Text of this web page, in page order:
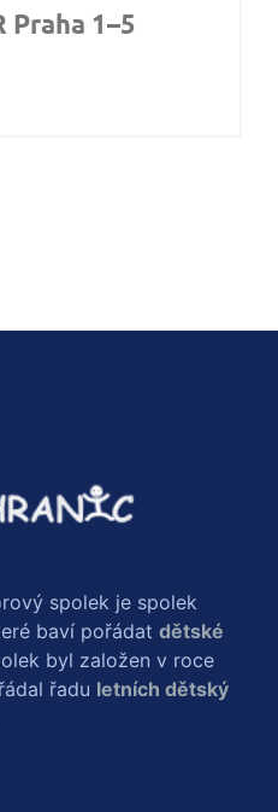
Praha 1–5
spolek je spolek
baví pořádat dětské
byl založen v roce
řadu letních dětský